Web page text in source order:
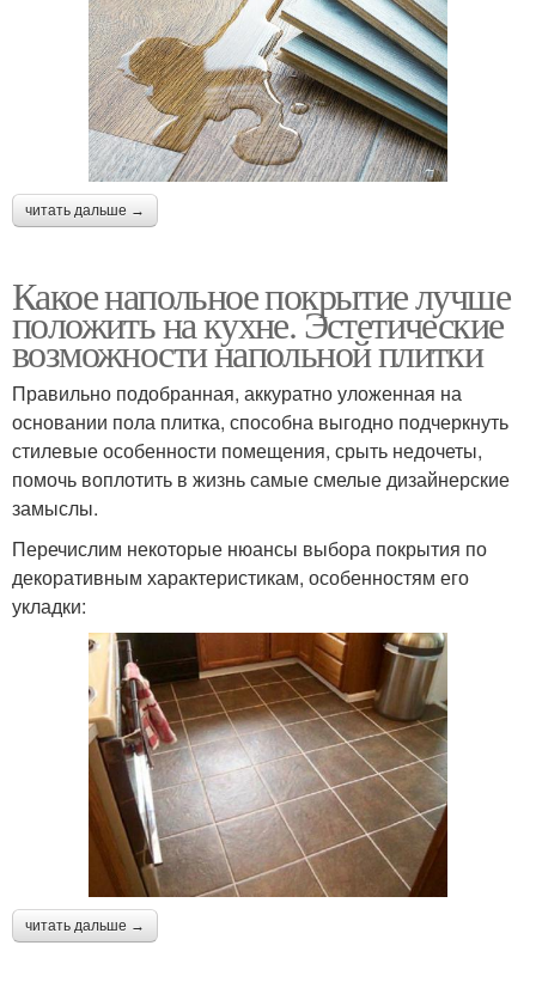
читать дальше →
Какое напольное покрытие лучше
положить на кухне. Эстетические
возможности напольной плитки
Правильно подобранная, аккуратно уложенная на
основании пола плитка, способна выгодно подчеркнуть
стилевые особенности помещения, срыть недочеты,
помочь воплотить в жизнь самые смелые дизайнерские
замыслы.
Перечислим некоторые нюансы выбора покрытия по
декоративным характеристикам, особенностям его
укладки:
читать дальше →